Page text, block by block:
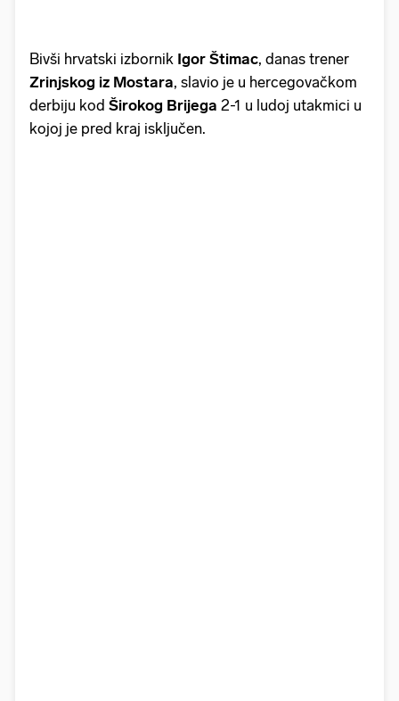
Bivši hrvatski izbornik Igor Štimac, danas trener
Zrinjskog iz Mostara, slavio je u hercegovačkom
derbiju kod Širokog Brijega 2-1 u ludoj utakmici u
kojoj je pred kraj isključen.